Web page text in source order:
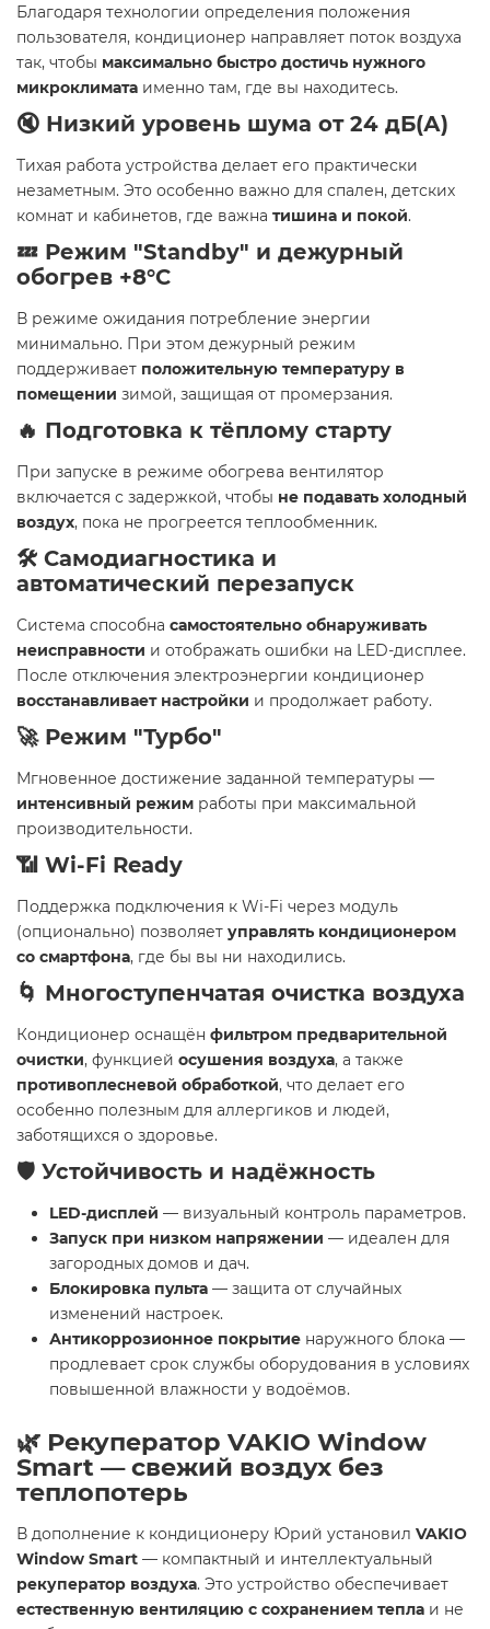
Благодаря технологии определения положения
пользователя, кондиционер направляет поток воздуха
так, чтобы максимально быстро достичь нужного
микроклимата именно там, где вы находитесь.
🔇 Низкий уровень шума от 24 дБ(А)
Тихая работа устройства делает его практически
незаметным. Это особенно важно для спален, детских
комнат и кабинетов, где важна тишина и покой.
💤 Режим "Standby" и дежурный
обогрев +8°С
В режиме ожидания потребление энергии
минимально. При этом дежурный режим
поддерживает положительную температуру в
помещении зимой, защищая от промерзания.
🔥 Подготовка к тёплому старту
При запуске в режиме обогрева вентилятор
включается с задержкой, чтобы не подавать холодный
воздух, пока не прогреется теплообменник.
🛠️ Самодиагностика и
автоматический перезапуск
Система способна самостоятельно обнаруживать
неисправности и отображать ошибки на LED-дисплее.
После отключения электроэнергии кондиционер
восстанавливает настройки и продолжает работу.
🚀 Режим "Турбо"
Мгновенное достижение заданной температуры —
интенсивный режим работы при максимальной
производительности.
📶 Wi-Fi Ready
Поддержка подключения к Wi-Fi через модуль
(опционально) позволяет управлять кондиционером
со смартфона, где бы вы ни находились.
🌀 Многоступенчатая очистка воздуха
Кондиционер оснащён фильтром предварительной
очистки, функцией осушения воздуха, а также
противоплесневой обработкой, что делает его
особенно полезным для аллергиков и людей,
заботящихся о здоровье.
🛡️ Устойчивость и надёжность
LED-дисплей — визуальный контроль параметров.
Запуск при низком напряжении — идеален для
загородных домов и дач.
Блокировка пульта — защита от случайных
изменений настроек.
Антикоррозионное покрытие наружного блока —
продлевает срок службы оборудования в условиях
повышенной влажности у водоёмов.
🌿 Рекуператор VAKIO Window
Smart — свежий воздух без
теплопотерь
В дополнение к кондиционеру Юрий установил VAKIO
Window Smart — компактный и интеллектуальный
рекуператор воздуха. Это устройство обеспечивает
естественную вентиляцию с сохранением тепла и не